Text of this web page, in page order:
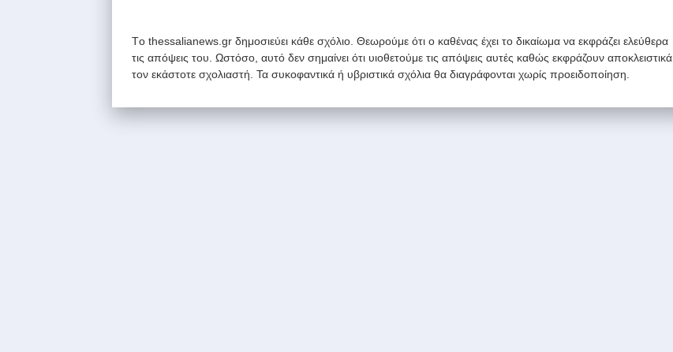
Tο thessalianews.gr δημοσιεύει κάθε σχόλιο. Θεωρούμε ότι ο καθένας έχει το δικαίωμα να εκφράζει ελεύθερα
τις απόψεις του. Ωστόσο, αυτό δεν σημαίνει ότι υιοθετούμε τις απόψεις αυτές καθώς εκφράζουν αποκλειστικά
τον εκάστοτε σχολιαστή. Τα συκοφαντικά ή υβριστικά σχόλια θα διαγράφονται χωρίς προειδοποίηση.